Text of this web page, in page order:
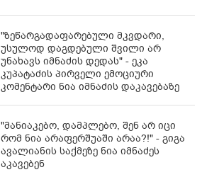
"ზეწარგადაფარებული მკვდარი,
უსულოდ დაგდებული შვილი არ
უნახავს იმნაძის დედას" - ეკა
კუპატაძის პირველი ემოციური
კომენტარი ნია იმნაძის დაკავებაზე
"მანიაკებო, დამპლებო, შენ არ იცი
რომ ნია არაფერშუაში არაა?!" - გიგა
ავალიანის საქმეზე ნია იმნაძეს
აკავებენ